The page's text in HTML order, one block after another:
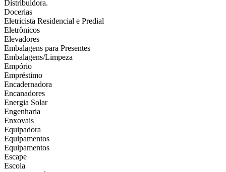
Distribuidora.
Docerias
Eletricista Residencial e Predial
Eletrônicos
Elevadores
Embalagens para Presentes
Embalagens/Limpeza
Empório
Empréstimo
Encadernadora
Encanadores
Energia Solar
Engenharia
Enxovais
Equipadora
Equipamentos
Equipamentos
Escape
Escola